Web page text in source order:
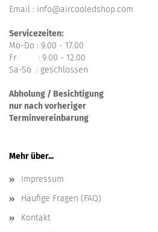
Email : info@aircooledshop.com
Servicezeiten:
Mo-Do : 9.00 - 17.00
Fr : 9.00 - 12.00
Sa-So : geschlossen
Abholung / Besichtigung
nur nach vorheriger
Terminvereinbarung
Mehr über...
Impressum
Häufige Fragen (FAQ)
Kontakt